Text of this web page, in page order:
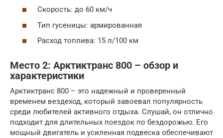
Скорость: до 60 км/ч
Тип гусеницы: армированная
Расход топлива: 15 л/100 км
Место 2: Арктиктранс 800 – обзор и
характеристики
Арктиктранс 800 – это надежный и проверенный
временем вездеход, который завоевал популярность
среди любителей активного отдыха. Слушай, он отлично
подходит для длительных поездок по бездорожью. Его
мощный двигатель и усиленная подвеска обеспечивают